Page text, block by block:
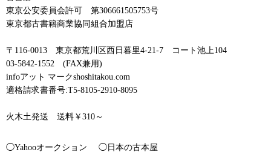
東京公安委員会許可 第306661505753号
東京都古書籍商業協同組合加盟店
〒116-0013 東京都荒川区西日暮里4-21-7 コート池上104
03-5842-1552 (FAX兼用)
infoアット マークshoshitakou.com
適格請求書番号:T5-8105-2910-8095
火木土発送 送料￥310～
◯Yahooオークション
◯日本の古本屋